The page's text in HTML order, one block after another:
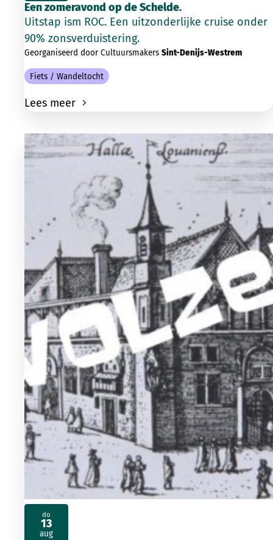
Een zomeravond op de Schelde.
Uitstap ism ROC. Een uitzonderlijke cruise onder
90% zonsverduistering.
Georganiseerd door Cultuursmakers Sint-Denijs-Westrem
Fiets / Wandeltocht
Lees meer
do
13
aug
2026